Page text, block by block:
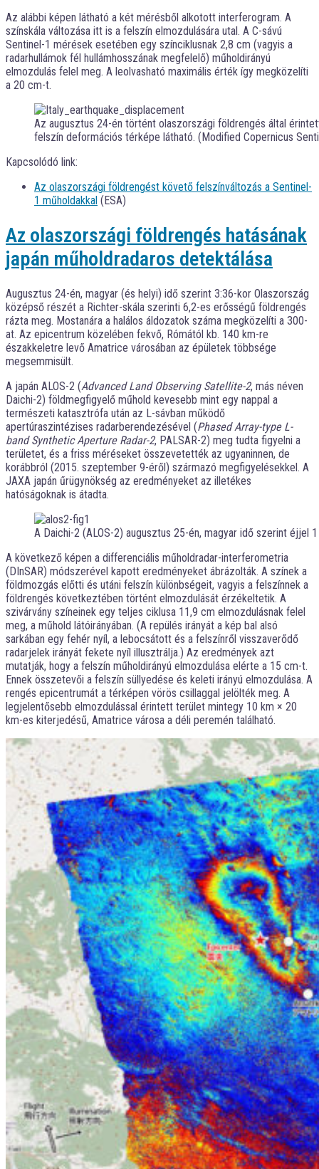
Az alábbi képen látható a két mérésből alkotott interferogram. A
színskála változása itt is a felszín elmozdulására utal. A C-sávú
Sentinel-1 mérések esetében egy színciklusnak 2,8 cm (vagyis a
radarhullámok fél hullámhosszának megfelelő) műholdirányú
elmozdulás felel meg. A leolvasható maximális érték így megközelíti
a 20 cm-t.
Az augusztus 24-én történt olaszországi földrengés által
felszín deformációs térképe látható. (Modified Copernicus
Kapcsolódó link:
Az olaszországi földrengést követő felszínváltozás a Sentinel-
1 műholdakkal (ESA)
Az olaszországi földrengés hatásának
japán műholdradaros detektálása
Augusztus 24-én, magyar (és helyi) idő szerint 3:36-kor Olaszország
középső részét a Richter-skála szerinti 6,2-es erősségű földrengés
rázta meg. Mostanára a halálos áldozatok száma megközelíti a 300-
at. Az epicentrum közelében fekvő, Rómától kb. 140 km-re
északkeletre levő Amatrice városában az épületek többsége
megsemmisült.
A japán ALOS-2 (Advanced Land Observing Satellite-2, más néven
Daichi-2) földmegfigyelő műhold kevesebb mint egy nappal a
természeti katasztrófa után az L-sávban működő
apertúraszintézises radarberendezésével (Phased Array-type L-
band Synthetic Aperture Radar-2, PALSAR-2) meg tudta figyelni a
területet, és a friss méréseket összevetették az ugyaninnen, de
korábbról (2015. szeptember 9-éről) származó megfigyelésekkel. A
JAXA japán űrügynökség az eredményeket az illetékes
hatóságoknak is átadta.
A Daichi-2 (ALOS-2) augusztus 25-én, magyar idő szerint
A következő képen a differenciális műholdradar-interferometria
(DInSAR) módszerével kapott eredményeket ábrázolták. A színek a
földmozgás előtti és utáni felszín különbségeit, vagyis a felszínnek a
földrengés következtében történt elmozdulását érzékeltetik. A
szivárvány színeinek egy teljes ciklusa 11,9 cm elmozdulásnak felel
meg, a műhold látóirányában. (A repülés irányát a kép bal alsó
sarkában egy fehér nyíl, a lebocsátott és a felszínről visszaverődő
radarjelek irányát fekete nyíl illusztrálja.) Az eredmények azt
mutatják, hogy a felszín műholdirányú elmozdulása elérte a 15 cm-t.
Ennek összetevői a felszín süllyedése és keleti irányú elmozdulása. A
rengés epicentrumát a térképen vörös csillaggal jelölték meg. A
legjelentősebb elmozdulással érintett terület mintegy 10 km × 20
km-es kiterjedésű, Amatrice városa a déli peremén található.